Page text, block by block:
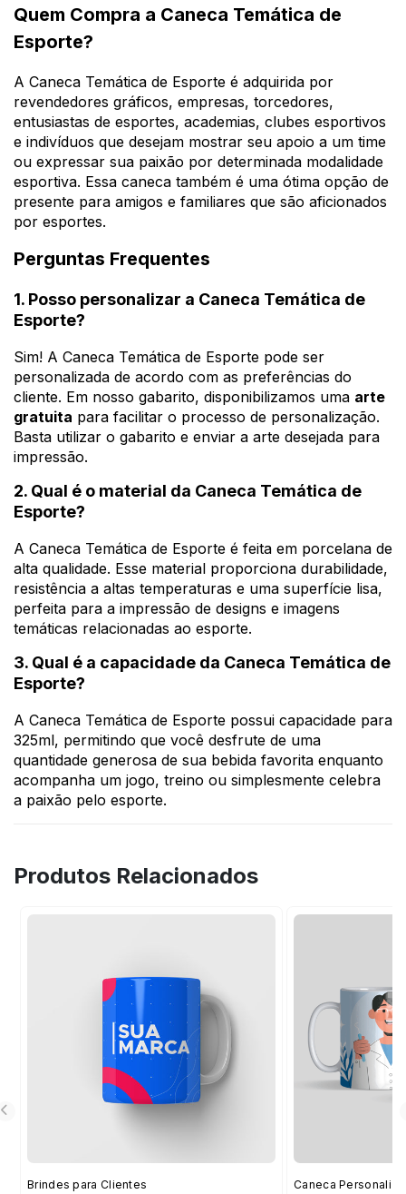
Quem Compra a Caneca Temática de
Esporte?
A Caneca Temática de Esporte é adquirida por
revendedores gráficos, empresas, torcedores,
entusiastas de esportes, academias, clubes esportivos
e indivíduos que desejam mostrar seu apoio a um time
ou expressar sua paixão por determinada modalidade
esportiva. Essa caneca também é uma ótima opção de
presente para amigos e familiares que são aficionados
por esportes.
Perguntas Frequentes
1. Posso personalizar a Caneca Temática de
Esporte?
Sim! A Caneca Temática de Esporte pode ser
personalizada de acordo com as preferências do
cliente. Em nosso gabarito, disponibilizamos uma arte
gratuita para facilitar o processo de personalização.
Basta utilizar o gabarito e enviar a arte desejada para
impressão.
2. Qual é o material da Caneca Temática de
Esporte?
A Caneca Temática de Esporte é feita em porcelana de
alta qualidade. Esse material proporciona durabilidade,
resistência a altas temperaturas e uma superfície lisa,
perfeita para a impressão de designs e imagens
temáticas relacionadas ao esporte.
3. Qual é a capacidade da Caneca Temática de
Esporte?
A Caneca Temática de Esporte possui capacidade para
325ml, permitindo que você desfrute de uma
quantidade generosa de sua bebida favorita enquanto
acompanha um jogo, treino ou simplesmente celebra
a paixão pelo esporte.
Produtos Relacionados
Brindes para Clientes Caneca